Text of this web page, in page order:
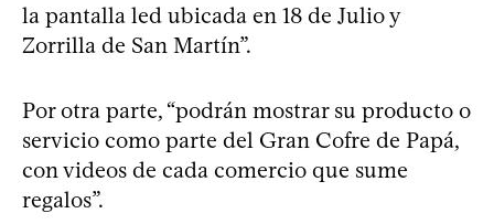
la pantalla led ubicada en 18 de Julio y
Zorrilla de San Martín”.
Por otra parte, “podrán mostrar su producto o
servicio como parte del Gran Cofre de Papá,
con videos de cada comercio que sume
regalos”.